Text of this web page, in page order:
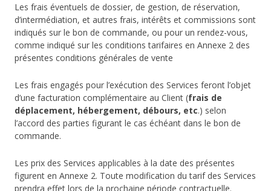
Les frais éventuels de dossier, de gestion, de réservation,
d’intermédiation, et autres frais, intérêts et commissions sont
indiqués sur le bon de commande, ou pour un rendez-vous,
comme indiqué sur les conditions tarifaires en Annexe 2 des
présentes conditions générales de vente
Les frais engagés pour l’exécution des Services feront l’objet
d’une facturation complémentaire au Client (frais de
déplacement, hébergement, débours, etc.) selon
l’accord des parties figurant le cas échéant dans le bon de
commande.
Les prix des Services applicables à la date des présentes
figurent en Annexe 2. Toute modification du tarif des Services
prendra effet lors de la prochaine période contractuelle.